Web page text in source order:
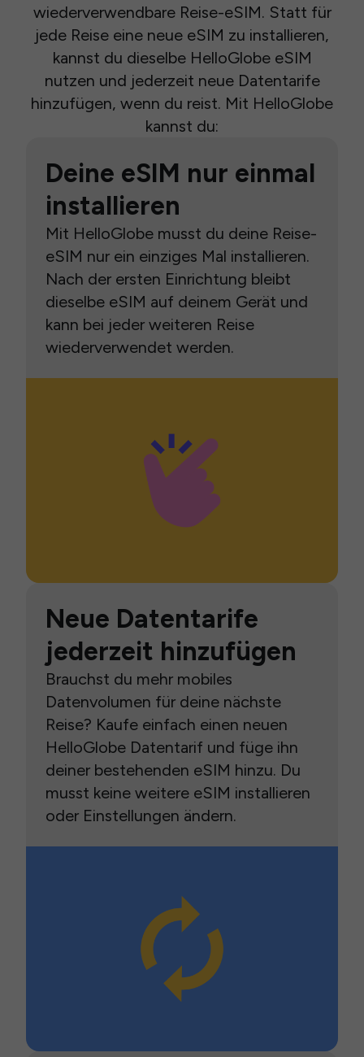
wiederverwendbare Reise-eSIM. Statt für
jede Reise eine neue eSIM zu installieren,
kannst du dieselbe HelloGlobe eSIM
nutzen und jederzeit neue Datentarife
hinzufügen, wenn du reist. Mit HelloGlobe
kannst du:
Deine eSIM nur einmal
installieren
Mit HelloGlobe musst du deine Reise-
eSIM nur ein einziges Mal installieren.
Nach der ersten Einrichtung bleibt
dieselbe eSIM auf deinem Gerät und
kann bei jeder weiteren Reise
wiederverwendet werden.
Neue Datentarife
jederzeit hinzufügen
Brauchst du mehr mobiles
Datenvolumen für deine nächste
Reise? Kaufe einfach einen neuen
HelloGlobe Datentarif und füge ihn
deiner bestehenden eSIM hinzu. Du
musst keine weitere eSIM installieren
oder Einstellungen ändern.